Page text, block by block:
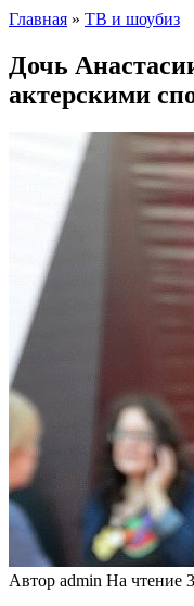
Главная » ТВ и шоубиз
Дочь
актерскими
Автор admin На чтение